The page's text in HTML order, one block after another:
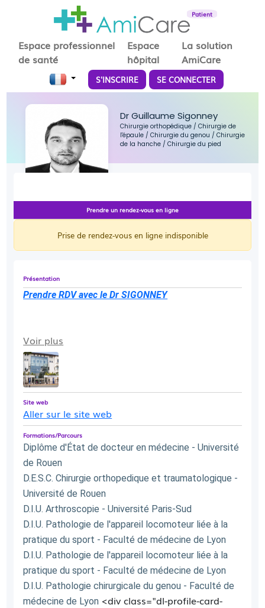
Patient
Espace professionnel
de santé
Espace
hôpital
La solution
AmiCare
S'INSCRIRE SE CONNECTER
Dr Guillaume Sigonney
Chirurgie orthopédique/Chirurgie de
l'épaule/Chirurgie du genou/Chirurgie
de la hanche/Chirurgie du pied
Présentation
Prendre RDV avec le Dr SIGONNEY
Voir plus
Site web
Aller sur le site web
Formations/Parcours
Diplôme d'État de docteur en médecine - Université
de Rouen
D.E.S.C. Chirurgie orthopedique et traumatologique -
Université de Rouen
D.I.U. Arthroscopie - Université Paris-Sud
D.I.U. Pathologie de l'appareil locomoteur liée à la
pratique du sport - Faculté de médecine de Lyon
D.I.U. Pathologie de l'appareil locomoteur liée à la
pratique du sport - Faculté de médecine de Lyon
D.I.U. Pathologie chirurgicale du genou - Faculté de
médecine de Lyon <div class="dl-profile-card-
Prendre un rendez-vous en ligne
Prise de rendez-vous en ligne indisponible